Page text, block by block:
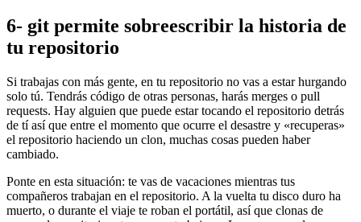
6- git permite sobreescribir la historia de
tu repositorio
Si trabajas con más gente, en tu repositorio no vas a estar hurgando
solo tú. Tendrás código de otras personas, harás merges o pull
requests. Hay alguien que puede estar tocando el repositorio detrás
de tí así que entre el momento que ocurre el desastre y «recuperas»
el repositorio haciendo un clon, muchas cosas pueden haber
cambiado.
Ponte en esta situación: te vas de vacaciones mientras tus
compañeros trabajan en el repositorio. A la vuelta tu disco duro ha
muerto, o durante el viaje te roban el portátil, así que clonas de